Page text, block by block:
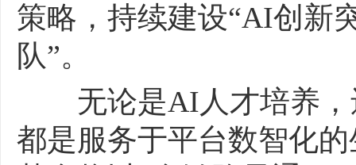
策略，持续建设“AI创新
队”。
无论是AI人才培养，
都是服务于平台数智化